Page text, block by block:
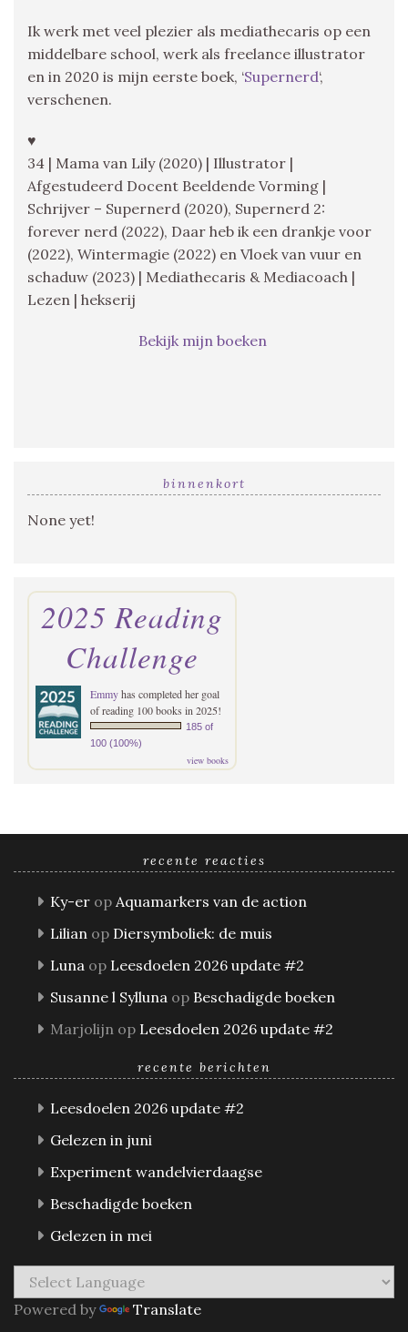
Ik werk met veel plezier als mediathecaris op een
middelbare school, werk als freelance illustrator
en in 2020 is mijn eerste boek, ‘Supernerd‘,
verschenen.
♥
34 | Mama van Lily (2020) | Illustrator |
Afgestudeerd Docent Beeldende Vorming |
Schrijver – Supernerd (2020), Supernerd 2:
forever nerd (2022), Daar heb ik een drankje voor
(2022), Wintermagie (2022) en Vloek van vuur en
schaduw (2023) | Mediathecaris & Mediacoach |
Lezen | hekserij
Bekijk mijn boeken
binnenkort
None yet!
2025 Reading
Challenge
Emmyhas completed her goal
of reading 100 books in 2025!
185 of
100 (100%)
view books
recente reacties
Ky-er op Aquamarkers van de action
Lilian op Diersymboliek: de muis
Luna op Leesdoelen 2026 update #2
Susanne l Sylluna op Beschadigde boeken
Marjolijn op Leesdoelen 2026 update #2
recente berichten
Leesdoelen 2026 update #2
Gelezen in juni
Experiment wandelvierdaagse
Beschadigde boeken
Gelezen in mei
Powered by Translate